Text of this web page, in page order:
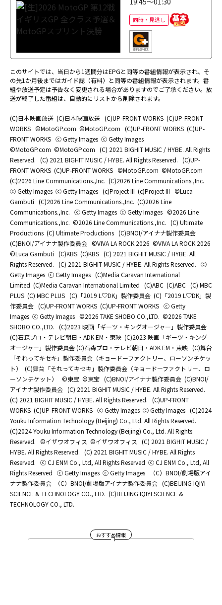
同時・見逃し
このサイトでは、当日から1週間分はEPGと同等の番組情報が表示され、そ
の先1か月後まではガイド誌（有料）と同等の番組情報が表示されます。番
組や放送予定は予告なく変更される場合がありますのでご了承ください。放
送が終了した番組は、自動的にリストから削除されます。
(C)日本映画放送 (C)日本映画放送 (C)UP-FRONT WORKS (C)UP-FRONT
WORKS ©MotoGP.com ©MotoGP.com (C)UP-FRONT WORKS (C)UP-
FRONT WORKS ⓒ Getty Images ⓒ Getty Images
©MotoGP.com ©MotoGP.com (C) 2021 BIGHIT MUSIC / HYBE. All Rights
Reserved. (C) 2021 BIGHIT MUSIC / HYBE. All Rights Reserved. (C)UP-
FRONT WORKS (C)UP-FRONT WORKS ©MotoGP.com ©MotoGP.com
(C)2026 Line Communications.,Inc. (C)2026 Line Communications.,Inc.
ⓒ Getty Images ⓒ Getty Images (c)Project III (c)Project III ©Luca
Gambuti (C)2026 Line Communications.,Inc. (C)2026 Line
Communications.,Inc. ⓒ Getty Images ⓒ Getty Images ©2026 Line
Communications.,Inc. ©2026 Line Communications.,Inc. (C) Ultimate
Productions (C) Ultimate Productions (C)BNOI/アイナナ製作委員会
(C)BNOI/アイナナ製作委員会 ©️VIVA LA ROCK 2026 ©️VIVA LA ROCK 2026
©Luca Gambuti (C)KBS (C)KBS (C) 2021 BIGHIT MUSIC / HYBE. All
Rights Reserved. (C) 2021 BIGHIT MUSIC / HYBE. All Rights Reserved. ⓒ
Getty Images ⓒ Getty Images (C)Media Caravan International
Limited (C)Media Caravan International Limited (C)ABC (C)ABC (C) MBC
PLUS (C) MBC PLUS (C)「2019 L♡DK」製作委員会 (C)「2019 L♡DK」製
作委員会 (C)UP-FRONT WORKS (C)UP-FRONT WORKS ⓒ Getty
Images ⓒ Getty Images ©2026 TAKE SHOBO CO.,LTD. ©2026 TAKE
SHOBO CO.,LTD. (C)2023 映画「ギーツ・キングオージャー」製作委員会
(C)石森プロ・テレビ朝日・ADK EM・東映 (C)2023 映画「ギーツ・キング
オージャー」製作委員会 (C)石森プロ・テレビ朝日・ADK EM・東映 (C)舞台
「それってキセキ」製作委員会（キョードーファクトリー、ローソンチケッ
ト）
(C)舞台「それってキセキ」製作委員会（キョードーファクトリー、ロ
ーソンチケット）
©東宝 ©東宝 (C)BNOI/アイナナ製作委員会 (C)BNOI/
アイナナ製作委員会 (C) 2021 BIGHIT MUSIC / HYBE. All Rights Reserved.
(C) 2021 BIGHIT MUSIC / HYBE. All Rights Reserved. (C)UP-FRONT
WORKS (C)UP-FRONT WORKS ⓒ Getty Images ⓒ Getty Images (C)2024
Youku Information Technology (Beijing) Co., Ltd. All Rights Reserved.
(C)2024 Youku Information Technology (Beijing) Co., Ltd. All Rights
Reserved. ©イザワオフィス ©イザワオフィス
(C) 2021 BIGHIT MUSIC /
HYBE. All Rights Reserved. (C) 2021 BIGHIT MUSIC / HYBE. All Rights
Reserved. ⓒ CJ ENM Co., Ltd, All Rights Reserved ⓒ CJ ENM Co., Ltd, All
Rights Reserved ⓒ Getty Images ⓒ Getty Images
（C）BNOI/劇場版アイ
ナナ製作委員会
（C）BNOI/劇場版アイナナ製作委員会 (C)BEIJING IQIYI
SCIENCE & TECHNOLOGY CO., LTD. (C)BEIJING IQIYI SCIENCE &
TECHNOLOGY CO., LTD.
おすすめ情報